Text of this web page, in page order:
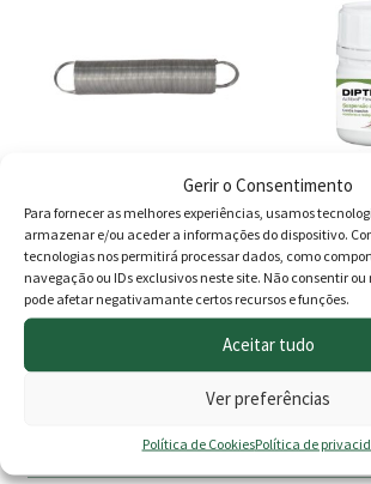
Gerir o Consentimento
Para fornecer as melhores experiências, usamos
armazenar e/ou aceder a informações do dispositivo.
tecnologias nos permitirá processar dados, como
navegação ou IDs exclusivos neste site. Não consentir
pode afetar negativamante certos recursos e funções.
Aceitar tudo
Ver preferências
Política de CookiesPolítica de
Mola Porta Cerca Eléctrica
extensível até 4M
7.60€